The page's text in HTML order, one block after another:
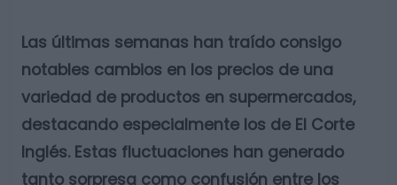
Las últimas semanas han traído consigo
notables cambios en los precios de una
variedad de productos en supermercados,
destacando especialmente los de El Corte
Inglés. Estas fluctuaciones han generado
tanto sorpresa como confusión entre los